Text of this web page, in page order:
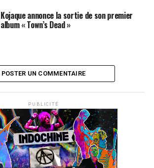
Kojaque annonce la sortie de son premier
album « Town’s Dead »
POSTER UN COMMENTAIRE
PUBLICITÉ